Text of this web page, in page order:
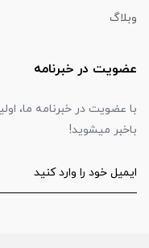
وبلاگ
عضویت در خبرنامه
با عضویت در خبرنامه ما،
باخبر میشوید!